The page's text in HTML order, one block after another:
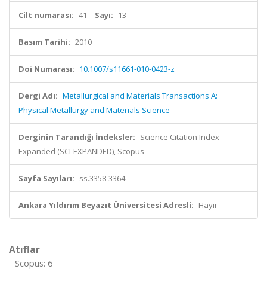
Cilt numarası: 41 Sayı: 13
Basım Tarihi: 2010
Doi Numarası: 10.1007/s11661-010-0423-z
Dergi Adı: Metallurgical and Materials Transactions A:
Physical Metallurgy and Materials Science
Derginin Tarandığı İndeksler: Science Citation Index
Expanded (SCI-EXPANDED), Scopus
Sayfa Sayıları: ss.3358-3364
Ankara Yıldırım Beyazıt Üniversitesi Adresli: Hayır
Atıflar
Scopus: 6